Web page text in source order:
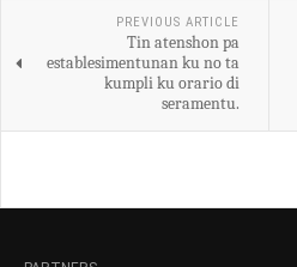
PREVIOUS ARTICLE
Tin atenshon pa
establesimentunan ku no ta
kumpli ku orario di
seramentu.